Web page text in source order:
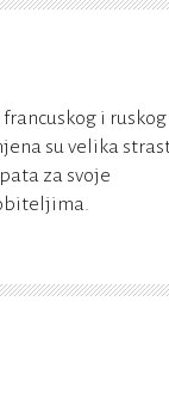
i ruskog
su velika
za svoje